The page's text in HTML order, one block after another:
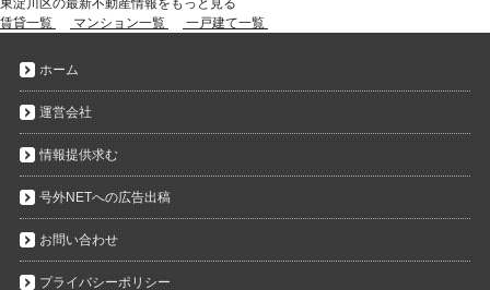
東淀川区の最新不動産情報をもっと見る
賃貸一覧
マンション一覧 一戸建て一覧
ホーム
運営会社
情報提供求む
号外NETへの広告出稿
お問い合わせ
プライバシーポリシー